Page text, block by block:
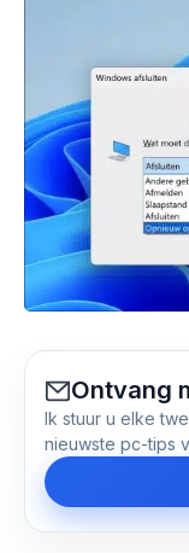
Ontvang
Ik stuur u elke
nieuwste pc-tips